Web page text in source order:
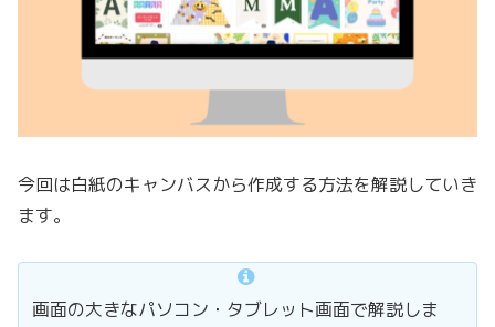
今回は白紙のキャンバスから作成する方法を解説していき
ます。
画面の大きなパソコン・タブレット画面で解説しま